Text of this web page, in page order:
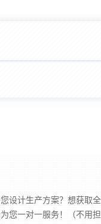
设计生产方案？想获取
您一对一服务！（不用